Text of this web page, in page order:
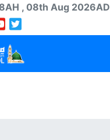
, 08th Aug 2026AD